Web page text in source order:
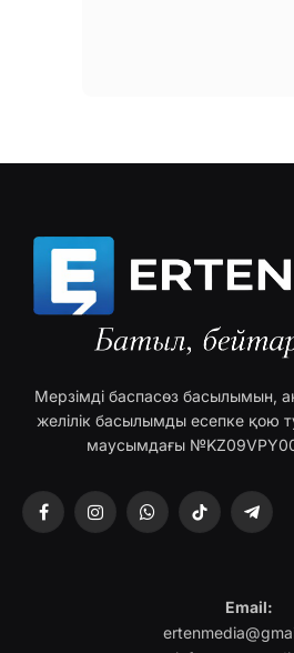
Мерзімді баспасөз басылымын,
желілік басылымды есепке қою
маусымдағы
FacebookInstagramWhatsAppTikTok
Email: